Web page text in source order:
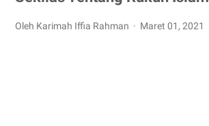
Oleh Karimah Iffia Rahman Maret 01, 2021